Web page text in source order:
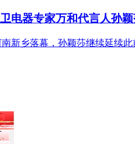
电器专家万和代言人孙
新乡落幕，孙颖莎继续延续